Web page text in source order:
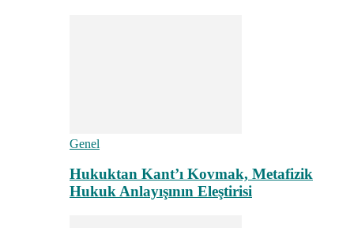
Genel
Hukuktan Kant’ı Kovmak, Metafizik
Hukuk Anlayışının Eleştirisi